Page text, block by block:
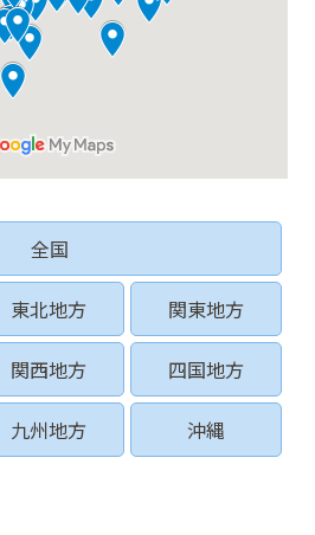
全国
東北地方 関東地方
関西地方 四国地方
九州地方 沖縄